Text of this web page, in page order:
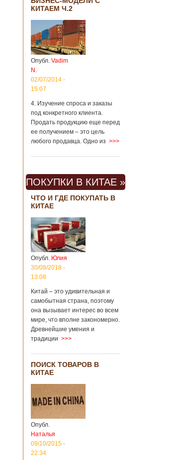
КИТАЕМ Ч.2
Опубл. Vadim
N.
02/07/2014 -
15:07
4. Изучение спроса и заказы
под конкретного клиента.
Продать продукцию еще перед
ее получением – это цель
любого продавца. Одно из >>>
ПОКУПКИ В КИТАЕ »
ЧТО И ГДЕ ПОКУПАТЬ В
КИТАЕ
Опубл. Юлия
30/08/2018 -
13:08
Китай – это удивительная и
самобытная страна, поэтому
она вызывает интерес во всем
мире, что вполне закономерно.
Древнейшие умения и
традиции >>>
ПОИСК ТОВАРОВ В
КИТАЕ
Опубл.
Наталья
09/10/2015 -
22:34